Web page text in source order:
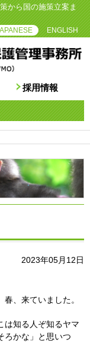
から国の施策立案ま
ENGLISH
採用情報
2023年05月12日
、来ていました。
は知る人ぞ知るヤマ
ろかな」と思いつ